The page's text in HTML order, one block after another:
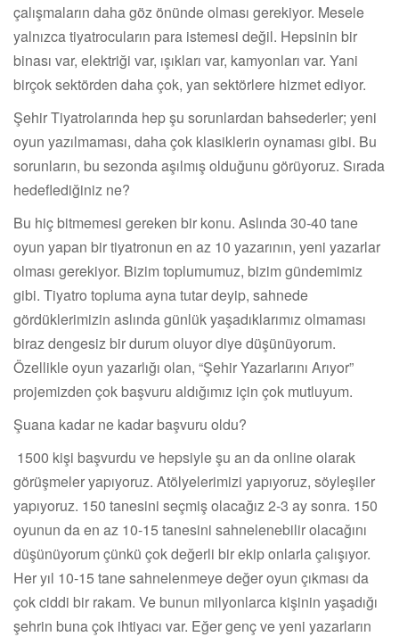
çalışmaların daha göz önünde olması gerekiyor. Mesele
yalnızca tiyatrocuların para istemesi değil. Hepsinin bir
binası var, elektriği var, ışıkları var, kamyonları var. Yani
birçok sektörden daha çok, yan sektörlere hizmet ediyor.
Şehir Tiyatrolarında hep şu sorunlardan bahsederler; yeni
oyun yazılmaması, daha çok klasiklerin oynaması gibi. Bu
sorunların, bu sezonda aşılmış olduğunu görüyoruz. Sırada
hedeflediğiniz ne?
Bu hiç bitmemesi gereken bir konu. Aslında 30-40 tane
oyun yapan bir tiyatronun en az 10 yazarının, yeni yazarlar
olması gerekiyor. Bizim toplumumuz, bizim gündemimiz
gibi. Tiyatro topluma ayna tutar deyip, sahnede
gördüklerimizin aslında günlük yaşadıklarımız olmaması
biraz dengesiz bir durum oluyor diye düşünüyorum.
Özellikle oyun yazarlığı olan, “Şehir Yazarlarını Arıyor”
projemizden çok başvuru aldığımız için çok mutluyum.
Şuana kadar ne kadar başvuru oldu?
1500 kişi başvurdu ve hepsiyle şu an da online olarak
görüşmeler yapıyoruz. Atölyelerimizi yapıyoruz, söyleşiler
yapıyoruz. 150 tanesini seçmiş olacağız 2-3 ay sonra. 150
oyunun da en az 10-15 tanesini sahnelenebilir olacağını
düşünüyorum çünkü çok değerli bir ekip onlarla çalışıyor.
Her yıl 10-15 tane sahnelenmeye değer oyun çıkması da
çok ciddi bir rakam. Ve bunun milyonlarca kişinin yaşadığı
şehrin buna çok ihtiyacı var. Eğer genç ve yeni yazarların